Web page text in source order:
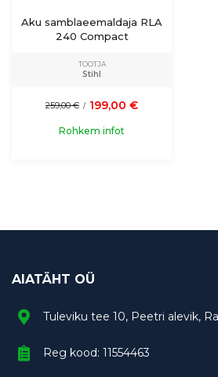
Aku samblaeemaldaja RLA
240 Compact
TOOTJA
Stihl
259,00 € / 199,00 €
Rohkem infot
AIATÄHT OÜ
Tuleviku tee 10, Peetri alevik,
Reg kood: 11554463